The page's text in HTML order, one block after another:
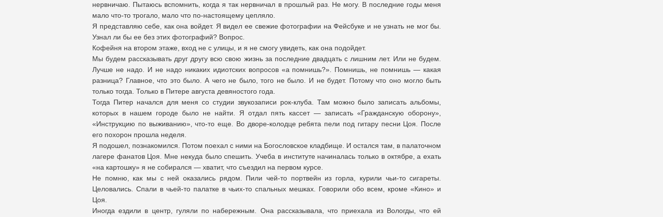
нервничаю. Пытаюсь вспомнить, когда я так нервничал в прошлый раз. Не могу. В последние годы меня
мало что-то трогало, мало что по-настоящему цепляло.
Я представляю себе, как она войдет. Я видел ее свежие фотографии на Фейсбуке и не узнать не мог бы.
Узнал ли бы ее без этих фотографий? Вопрос.
Кофейня на втором этаже, вход не с улицы, и я не смогу увидеть, как она подойдет.
Мы будем рассказывать друг другу всю свою жизнь за последние двадцать с лишним лет. Или не будем.
Лучше не надо. И не надо никаких идиотских вопросов «а помнишь?». Помнишь, не помнишь — какая
разница? Главное, что это было. А чего не было, того не было. И не будет. Потому что оно могло быть
только тогда. Только в Питере августа девяностого года.
Тогда Питер начался для меня со студии звукозаписи рок-клуба. Там можно было записать альбомы,
которых в нашем городе было не найти. Я отдал пять кассет — записать «Гражданскую оборону»,
«Инструкцию по выживанию», что-то еще. Во дворе-колодце ребята пели под гитару песни Цоя. После
его похорон прошла неделя.
Я подошел, познакомился. Потом поехал с ними на Богословское кладбище. И остался там, в палаточном
лагере фанатов Цоя. Мне некуда было спешить. Учеба в институте начиналась только в октябре, а ехать
«на картошку» я не собирался — хватит, что съездил на первом курсе.
Не помню, как мы с ней оказались рядом. Пили чей-то портвейн из горла, курили чьи-то сигареты.
Целовались. Спали в чьей-то палатке в чьих-то спальных мешках. Говорили обо всем, кроме «Кино» и
Цоя.
Иногда ездили в центр, гуляли по набережным. Она рассказывала, что приехала из Вологды, что ей